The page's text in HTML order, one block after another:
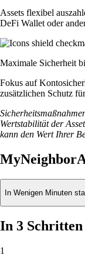
Assets flexibel
DeFi Wallet oder
Maximale Sicherheit
Fokus auf
zusätzlichen Schutz
Wertstabilität der
kann den Wert Ihrer
In Wenigen Minuten
In 3
1